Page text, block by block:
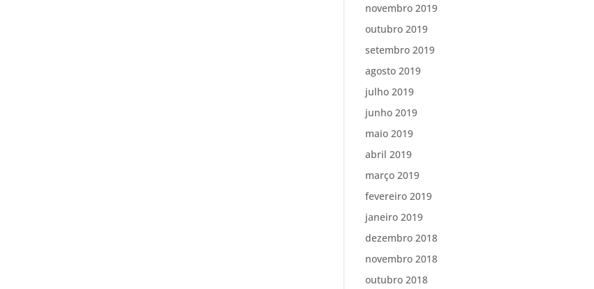
novembro 2019
outubro 2019
setembro 2019
agosto 2019
julho 2019
junho 2019
maio 2019
abril 2019
março 2019
fevereiro 2019
janeiro 2019
dezembro 2018
novembro 2018
outubro 2018